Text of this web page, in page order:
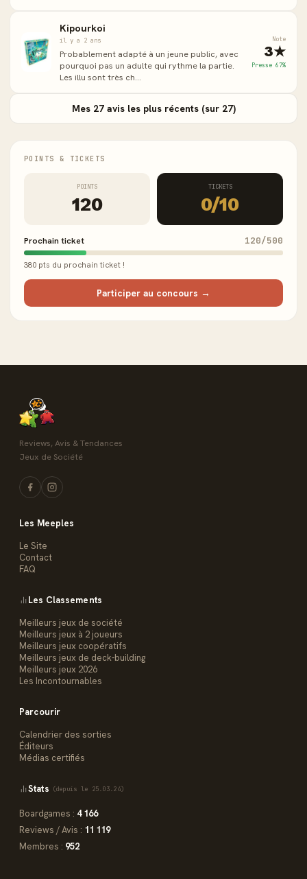
Kipourkoi
il y a 2 ans
Probablement adapté à un jeune public, avec
pourquoi pas un adulte qui rythme la partie.
Les illu sont très ch...
Note
3★
Presse 67%
Mes 27 avis les plus récents (sur 27)
POINTS & TICKETS
POINTS
120
TICKETS
0/10
Prochain ticket 120/500
380 pts du prochain ticket !
Participer au concours →
Reviews, Avis & Tendances
Jeux de Société
Les Meeples
Le Site
Contact
FAQ
Les Classements
Meilleurs jeux de société
Meilleurs jeux à 2 joueurs
Meilleurs jeux coopératifs
Meilleurs jeux de deck-building
Meilleurs jeux 2026
Les Incontournables
Parcourir
Calendrier des sorties
Éditeurs
Médias certifiés
Stats (depuis le 25.03.24)
Boardgames : 4 166
Reviews / Avis : 11 119
Membres : 952